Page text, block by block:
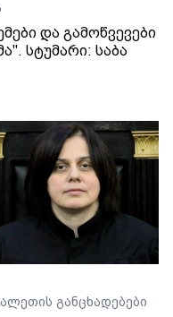
და გამოწვევები
სტუმარი: საბა
განცხადებები